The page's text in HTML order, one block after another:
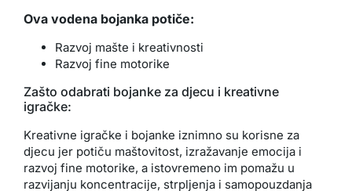
Ova vodena bojanka potiče:
Razvoj mašte i kreativnosti
Razvoj fine motorike
Zašto odabrati bojanke za djecu i kreativne
igračke:
Kreativne igračke i bojanke iznimno su korisne za
djecu jer potiču maštovitost, izražavanje emocija i
razvoj fine motorike, a istovremeno im pomažu u
razvijanju koncentracije, strpljenja i samopouzdanja